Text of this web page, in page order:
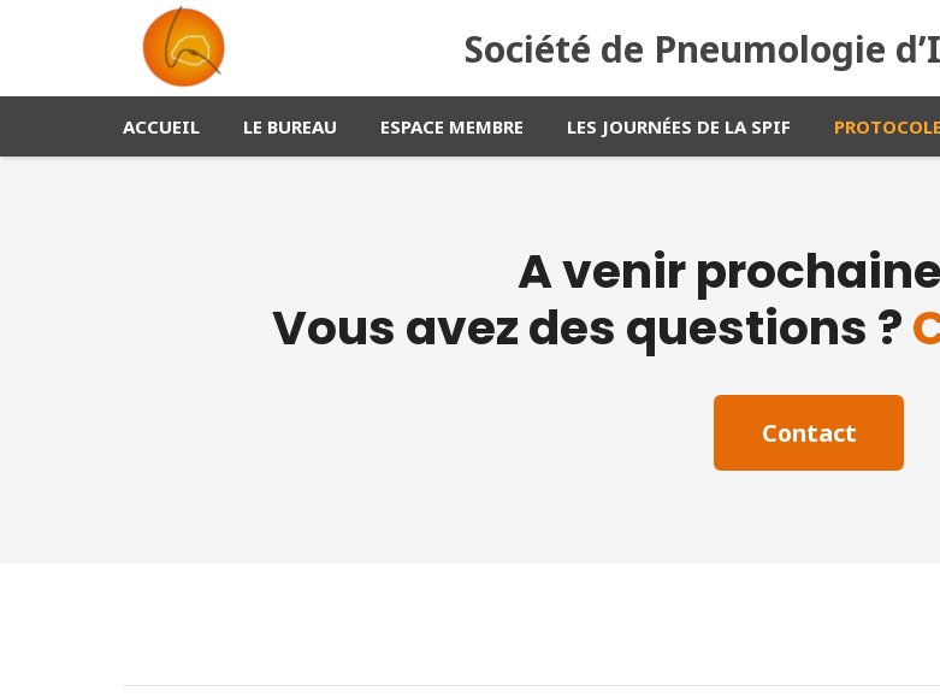
Société de Pneumologie
ACCUEIL LE BUREAU ESPACE MEMBRE LES JOURNÉES DE LA SPIF
A venir
Vous avez des questions ?
Contact